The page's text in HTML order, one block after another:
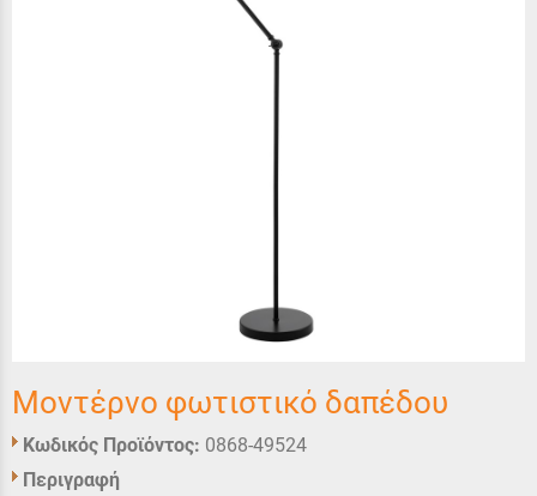
Μοντέρνο φωτιστικό δαπέδου
Κωδικός Προϊόντος: 0868-49524
Περιγραφή